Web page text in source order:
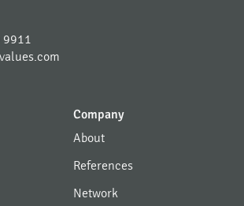
9911
Company
About
References
Network